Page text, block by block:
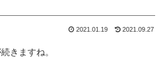
2021.01.19 2021.09.27
きますね。